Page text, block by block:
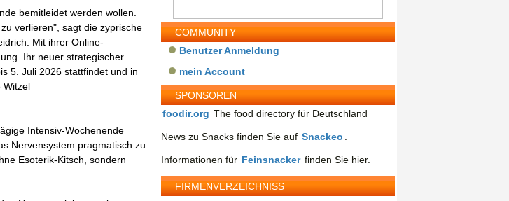
bemitleidet werden wollen.
verlieren", sagt die zyprische
Mit ihrer Online-
Ihr neuer strategischer
5. Juli 2026 stattfindet und in
Witzel
Intensiv-Wochenende
Nervensystem pragmatisch zu
Esoterik-Kitsch, sondern
COMMUNITY
Benutzer Anmeldung
mein Account
SPONSOREN
foodir.org The food directory für Deutschland
News zu Snacks finden Sie auf Snackeo
Informationen für Feinsnacker finden Sie hier.
FIRMENVERZEICHNISS